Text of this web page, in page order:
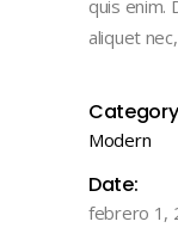
quis enim.
aliquet
Modern
Date:
febrero 1,